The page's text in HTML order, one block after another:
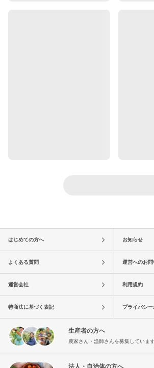
はじめての方へ お知らせ
よくある質問 運営へのお
運営会社 利用規約
特商法に基づく表記 プライバシ
生産者の方へ
農家さん・漁師さんを募集していま
法人・自治体の方へ